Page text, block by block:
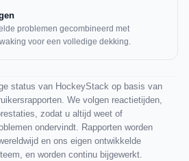
problemen gecombineerd met
voor een volledige dekking.
status van HockeyStack op basis van
We volgen reactietijden,
zodat u altijd weet of
ondervindt. Rapporten worden
en ons eigen ontwikkelde
en worden continu bijgewerkt.